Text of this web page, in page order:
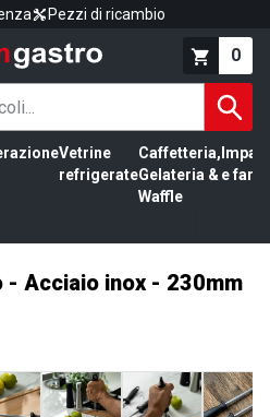
Pezzi di ricambio
0
Vetrine
refrigerate
Caffetteria,
Gelateria &
Waffle
e
- Acciaio inox - 230mm